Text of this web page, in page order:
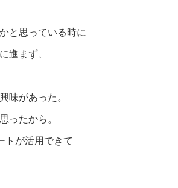
と思っている時に
まず、
味があった。
ったから。
トが活用できて